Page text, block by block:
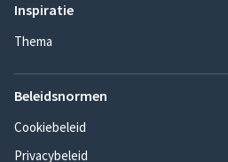
Inspiratie
Thema
Beleidsnormen
Cookiebeleid
Privacybeleid